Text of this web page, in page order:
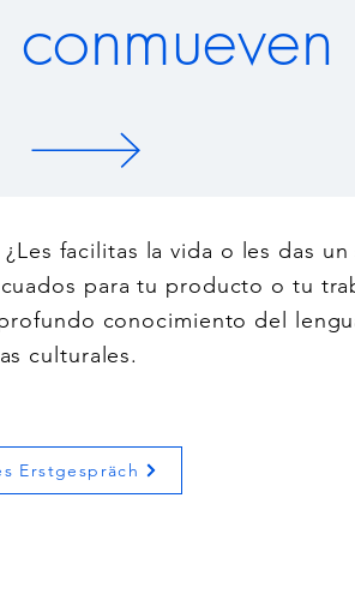
conmueven
facilitas la vida o les das un
para tu producto o tu
conocimiento del
culturales.
Erstgespräch